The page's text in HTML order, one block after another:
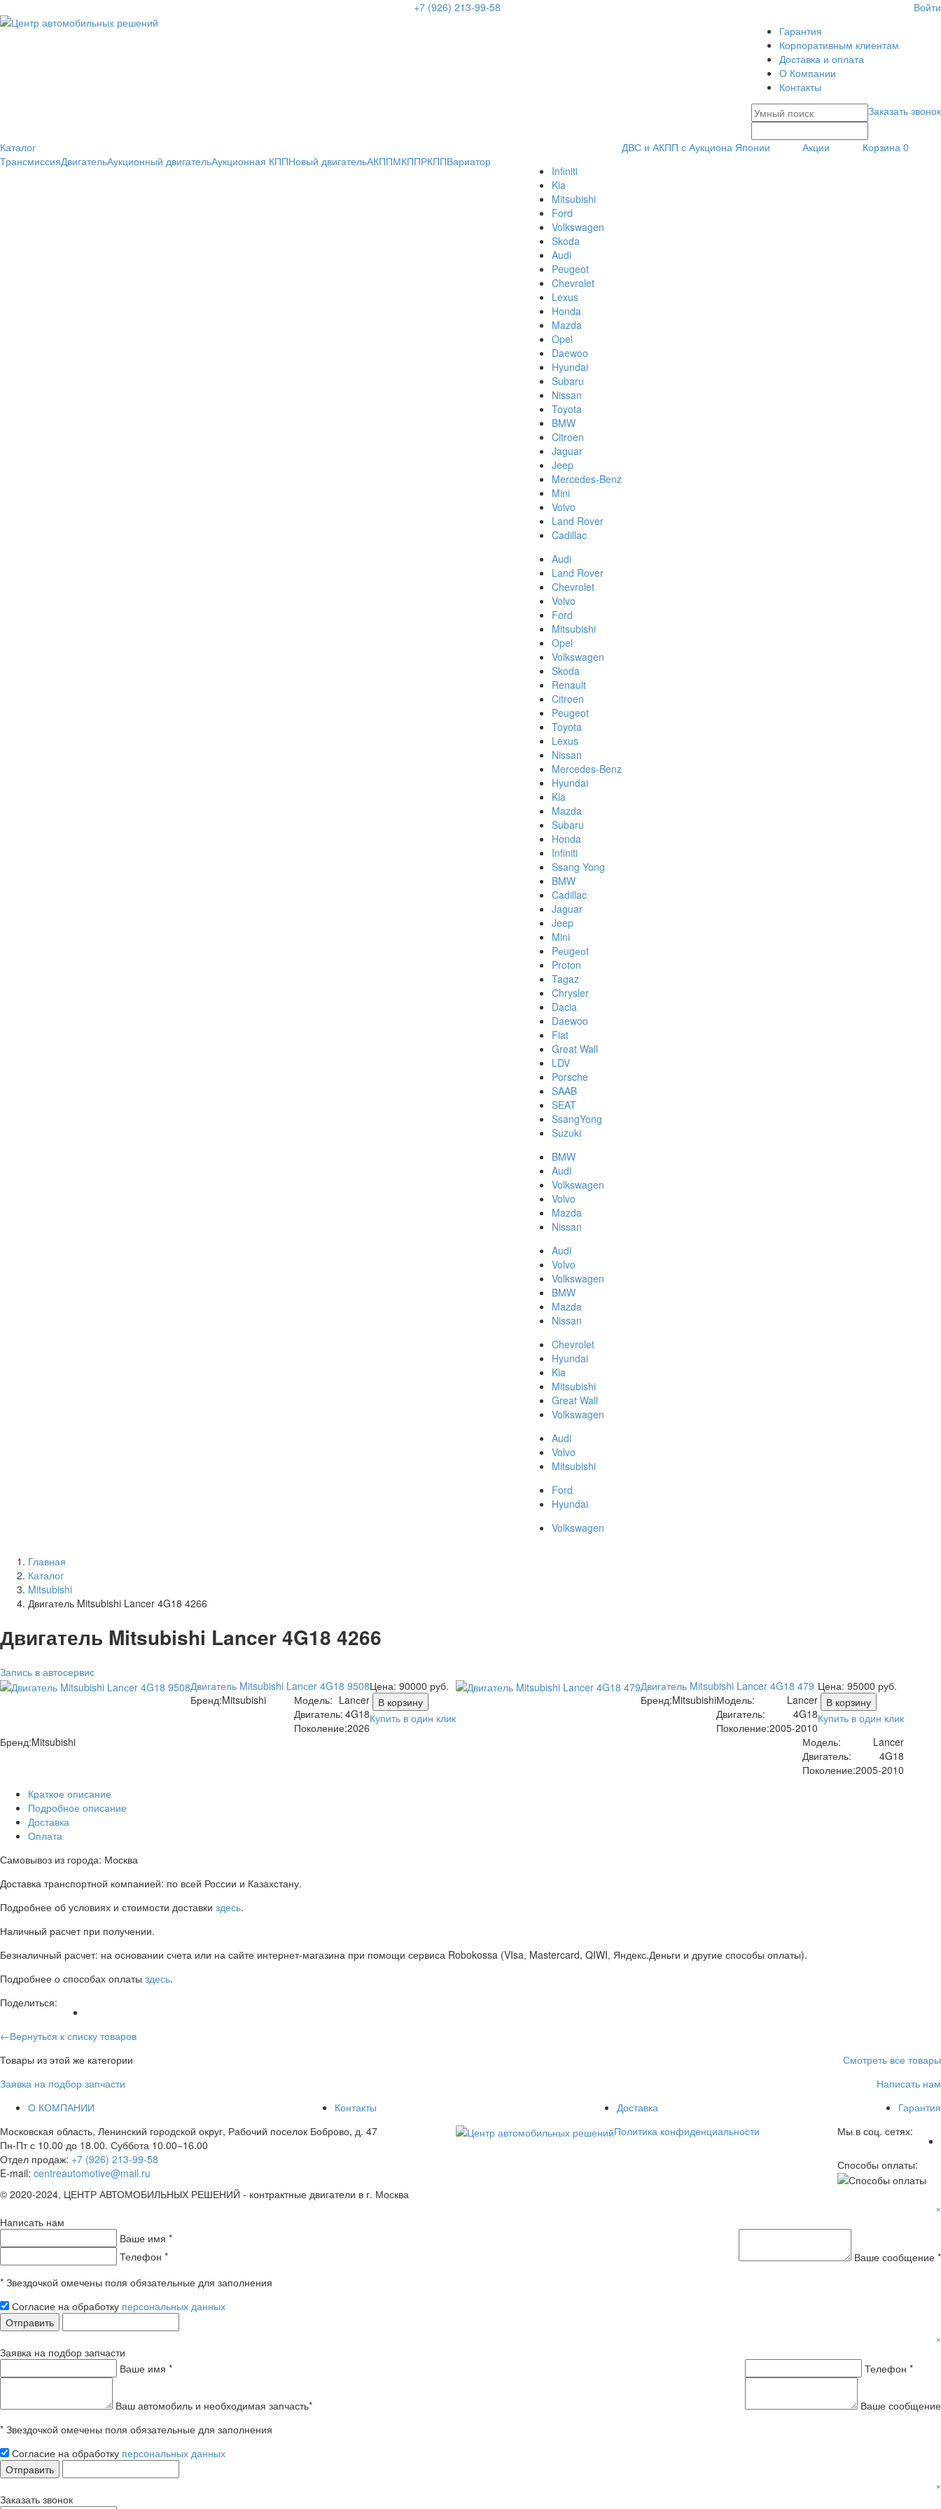
+7 (926) 213-99-58
Войти
Гарантия
Корпоративным клиентам
Доставка и оплата
О Компании
Контакты
Заказать звонок
Каталог
ТрансмиссияДвигательАукционный двигательАукционная КППНовый двигательАКППМКППРКППВариатор
Infiniti
Kia
Mitsubishi
Ford
Volkswagen
Skoda
Audi
Peugeot
Chevrolet
Lexus
Honda
Mazda
Opel
Daewoo
Hyundai
Subaru
Nissan
Toyota
BMW
Citroen
Jaguar
Jeep
Mercedes-Benz
Mini
Volvo
Land Rover
Cadillac
Audi
Land Rover
Chevrolet
Volvo
Ford
Mitsubishi
Opel
Volkswagen
Skoda
Renault
Citroen
Peugeot
Toyota
Lexus
Nissan
Mercedes-Benz
Hyundai
Kia
Mazda
Subaru
Honda
Infiniti
Ssang Yong
BMW
Cadillac
Jaguar
Jeep
Mini
Pеugеоt
Proton
Tagaz
Chrysler
Dacia
Daewoo
Fiat
Great Wall
LDV
Porsche
SAAB
SEAT
SsangYong
Suzuki
BMW
Audi
Volkswagen
Volvo
Mazda
Nissan
Audi
Volvo
Volkswagen
BMW
Mazda
Nissan
Chevrolet
Hyundai
Kia
Mitsubishi
Great Wall
Volkswagen
Audi
Volvo
Mitsubishi
Ford
Hyundai
Volkswagen
ДВС и АКПП с Аукциона Японии Акции Корзина 0
Главная
Каталог
Mitsubishi
Двигатель Mitsubishi Lancer 4G18 4266
Двигатель Mitsubishi Lancer 4G18 4266
Запись в автосервис
Двигатель Mitsubishi Lanсer 4G18 9508
Бренд:Mitsubishi Модель: Lanсer
Двигатель: 4G18
Поколение:2026
Цена: 90000 руб.
В корзину
Купить в один клик
Двигатель Mitsubishi Lancer 4G18 479
Бренд:MitsubishiМодель:
Lancer
Двигатель:
4G18
Поколение:2005-2010
Цена: 95000 руб.
В корзину
Купить в один клик
Бренд:Mitsubishi Модель:
Lancer
Двигатель:
4G18
Поколение:2005-2010
Краткое описание
Подробное описание
Доставка
Оплата
Самовывоз из города: Москва
Доставка транспортной компанией: по всей России и Казахстану.
Подробнее об условиях и стоимости доставки здесь.
Наличный расчет при получении.
Безналичный расчет: на основании счета или на сайте интернет-магазина при помощи сервиса Robokossa (VIsa, Mastercard, QIWI, Яндекс.Деньги и другие способы оплаты).
Подробнее о способах оплаты здесь.
Поделиться:
←Вернуться к списку товаров
Товары из этой же категории
Смотреть все товары
Заявка на подбор запчасти
Написать нам
О КОМПАНИИ
Контакты Доставка
Гарантия
Московская область, Ленинский городской округ, Рабочий поселок Боброво, д. 47
Пн-Пт с 10.00 до 18.00. Суббота 10.00−16.00
Отдел продаж: +7 (926) 213-99-58
E-mail: centreautomotive@mail.ru
Политика конфиденциальности Мы в соц. сетях:
Способы оплаты:
© 2020-2024, ЦЕНТР АВТОМОБИЛЬНЫХ РЕШЕНИЙ - контрактные двигатели в г. Москва
×
Написать нам
Ваше имя *
Телефон *
Ваше сообщение *
* Звездочкой омечены поля обязательные для заполнения
Согласие на обработку персональных данных
Отправить
×
Заявка на подбор запчасти
Ваше имя *
Ваш автомобиль и необходимая запчасть*
Телефон *
Ваше сообщение
* Звездочкой омечены поля обязательные для заполнения
Согласие на обработку персональных данных
Отправить
×
Заказать звонок